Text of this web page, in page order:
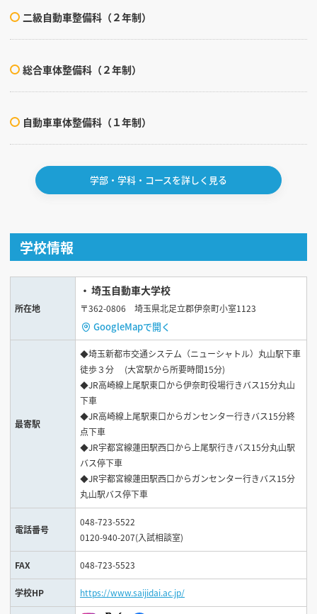
二級自動車整備科（２年制）
総合車体整備科（２年制）
自動車車体整備科（１年制）
学部・学科・コースを詳しく見る
学校情報
所在地
埼玉自動車大学校
〒362-0806 埼玉県北足立郡伊奈町小室1123
GoogleMapで開く
最寄駅
◆埼玉新都市交通システム（ニューシャトル）丸山駅下車
徒歩３分 (大宮駅から所要時間15分)
◆JR高崎線上尾駅東口から伊奈町役場行きバス15分丸山
下車
◆JR高崎線上尾駅東口からガンセンター行きバス15分終
点下車
◆JR宇都宮線蓮田駅西口から上尾駅行きバス15分丸山駅
バス停下車
◆JR宇都宮線蓮田駅西口からガンセンター行きバス15分
丸山駅バス停下車
電話番号
048-723-5522
0120-940-207(入試相談室)
FAX 048-723-5523
学校HP https://www.saijidai.ac.jp/